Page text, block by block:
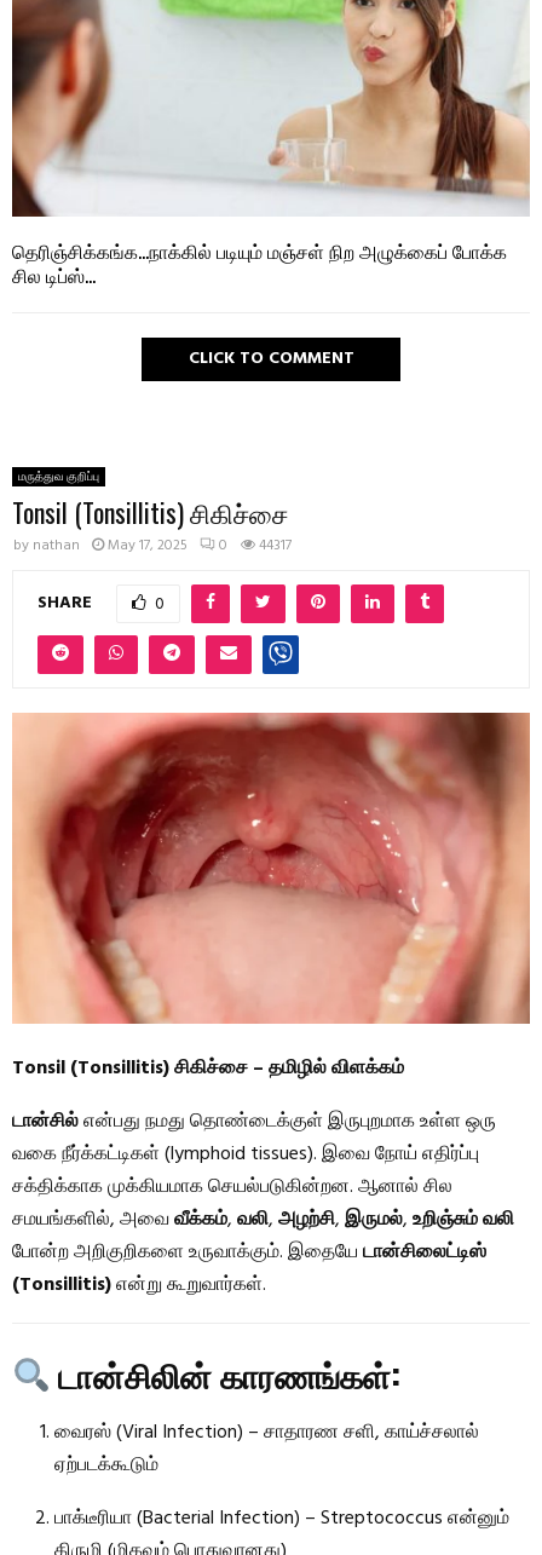
தெரிஞ்சிக்கங்க…நாக்கில் படியும் மஞ்சள் நிற அழுக்கைப் போக்க
சில டிப்ஸ்…
CLICK TO COMMENT
மருத்துவ குறிப்பு
Tonsil (Tonsillitis) சிகிச்சை
by nathan May 17, 2025 0 44317
SHARE 0
Tonsil (Tonsillitis) சிகிச்சை – தமிழில் விளக்கம்
டான்சில்என்பது நமது தொண்டைக்குள் இருபுறமாக உள்ள ஒரு
வகை நீர்க்கட்டிகள் (lymphoid tissues). இவை நோய் எதிர்ப்பு
சக்திக்காக முக்கியமாக செயல்படுகின்றன. ஆனால் சில
சமயங்களில், அவைவீக்கம்,வலி,அழற்சி,இருமல்,உறிஞ்சும் வலி
போன்ற அறிகுறிகளை உருவாக்கும். இதையேடான்சிலைட்டிஸ்
(Tonsillitis)என்று கூறுவார்கள்.
டான்சிலின் காரணங்கள்:
வைரஸ் (Viral Infection) – சாதாரண சளி, காய்ச்சலால்
ஏற்படக்கூடும்
பாக்டீரியா (Bacterial Infection) – Streptococcus என்னும்